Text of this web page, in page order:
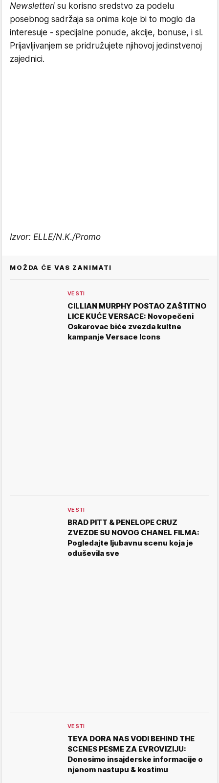
Newsletteri su korisno sredstvo za podelu
posebnog sadržaja sa onima koje bi to moglo da
interesuje - specijalne ponude, akcije, bonuse, i sl.
Prijavljivanjem se pridružujete njihovoj jedinstvenoj
zajednici.
Izvor: ELLE/N.K./Promo
MOŽDA ĆE VAS ZANIMATI
VESTI
CILLIAN MURPHY POSTAO ZAŠTITNO
LICE KUĆE VERSACE: Novopečeni
Oskarovac biće zvezda kultne
kampanje Versace Icons
VESTI
BRAD PITT & PENELOPE CRUZ
ZVEZDE SU NOVOG CHANEL FILMA:
Pogledajte ljubavnu scenu koja je
oduševila sve
VESTI
TEYA DORA NAS VODI BEHIND THE
SCENES PESME ZA EVROVIZIJU:
Donosimo insajderske informacije o
njenom nastupu & kostimu